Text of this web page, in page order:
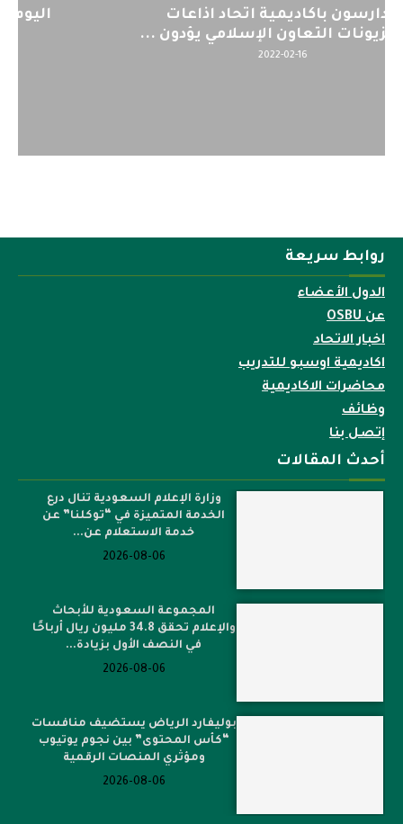
اليوم : المشاركة بالاجتماع التحضيري
لمنظمي قمة اسيا...
روابط سريعة
الدول الأعضاء
عن OSBU
اخبار الاتحاد
اكاديمية اوسبو للتدريب
محاضرات الاكاديمية
وظائف
إتصل بنا
أحدث المقالات
وزارة الإعلام السعودية تنال درع
الخدمة المتميزة في “توكلنا” عن
خدمة الاستعلام عن...
2026-08-06
المجموعة السعودية للأبحاث
والإعلام تحقق 34.8 مليون ريال أرباحًا
في النصف الأول بزيادة...
2026-08-06
بوليفارد الرياض يستضيف منافسات
“كأس المحتوى” بين نجوم يوتيوب
ومؤثري المنصات الرقمية
2026-08-06